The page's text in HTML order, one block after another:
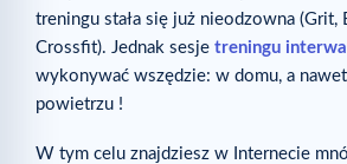
treningu stała się już nieodzowna (Grit,
Crossfit). Jednak sesje treningu
wykonywać wszędzie: w domu, a
powietrzu !
W tym celu znajdziesz w Internecie